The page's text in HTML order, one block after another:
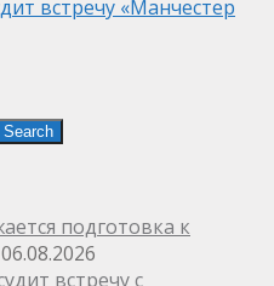
встречу «Манчестер
подготовка к
06.08.2026
встречу с